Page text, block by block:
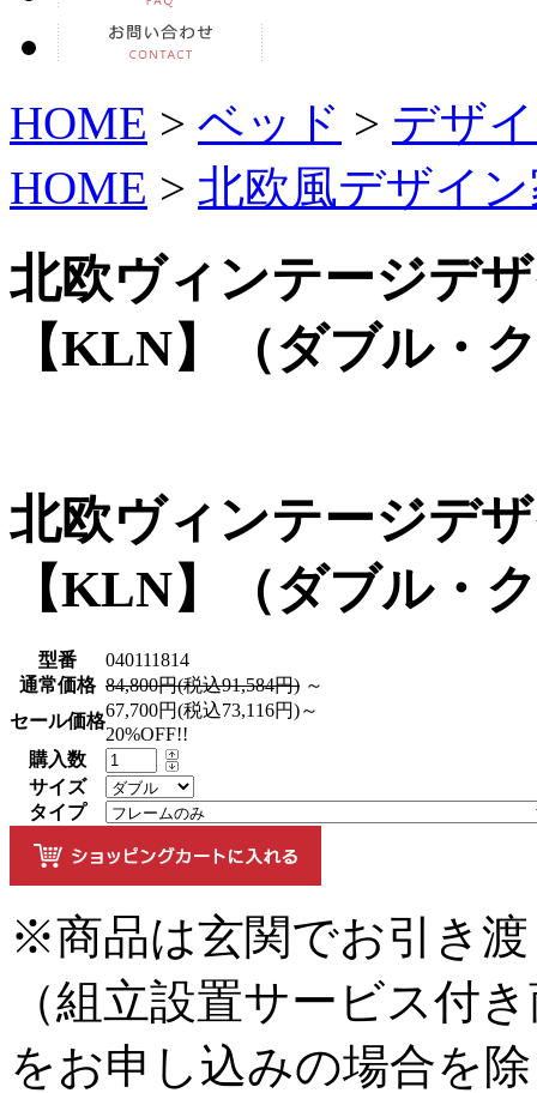
HOME > ベッド > デザ
HOME > 北欧風デザイ
北欧ヴィンテージデ
【KLN】（ダブル・
北欧ヴィンテージデ
【KLN】（ダブル・
型番
040111814
通常価格 84,800円(税込91,584円) ～
セール価格
67,700円(税込73,116円)～
20%OFF!!
購入数
サイズ
タイプ
※商品は玄関でお引き
（組立設置サービス付
をお申し込みの場合を